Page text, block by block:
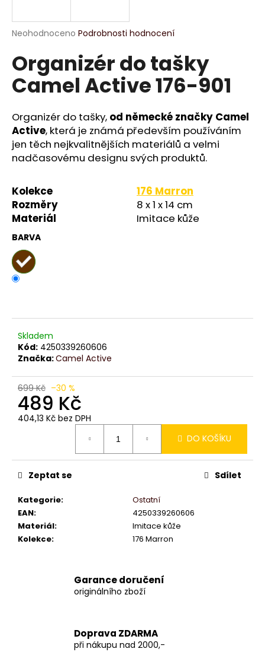
Průměrné
produktu
je
0,0
z
hvězdiček.
Neohodnoceno Podrobnosti hodnocení
Organizér do tašky
Camel Active 176-901
Organizér do tašky, od německé značky Camel
Active, která je známá především používáním
jen těch nejkvalitnějších materiálů a velmi
nadčasovému designu svých produktů.
Kolekce
176 Marron
Rozměry
8 x 1 x 14 cm
Materiál
Imitace kůže
BARVA
Skladem
Kód: 4250339260606
Značka:Camel Active
699 Kč –30 %
489 Kč
404,13 Kč bez DPH
DO KOŠÍKU
Kategorie:
Ostatní
EAN:
4250339260606
Materiál:
Imitace kůže
Kolekce: 176 Marron
Zeptat se Sdílet
Garance doručení
originálního zboží
Doprava ZDARMA
při nákupu nad 2000,-
j
t
?
HLEDAT
D
o
p
r
u
č
u
m
e